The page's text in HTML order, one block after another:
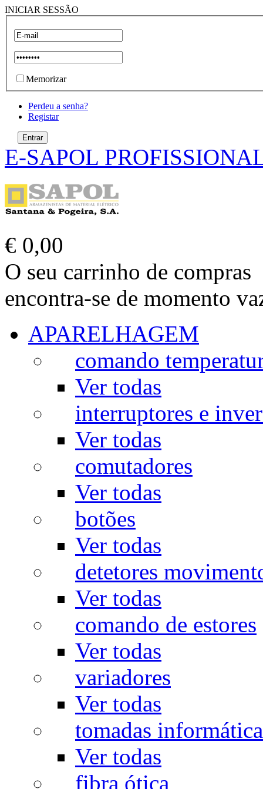
INICIAR SESSÃO
Memorizar
Perdeu a senha?
Registar
E-SAPOL
€ 0,00
O seu carrinho de compras
encontra-se de momento
APARELHAGEM
comando
Ver todas
interruptores e
Ver todas
comutadores
Ver todas
botões
Ver todas
detetores
Ver todas
comando de estores
Ver todas
variadores
Ver todas
tomadas
Ver todas
fibra ótica